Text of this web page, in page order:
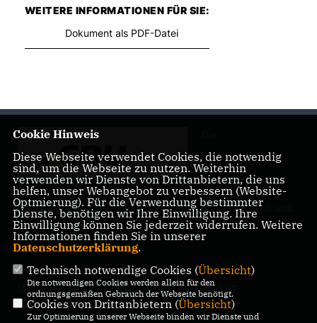
WEITERE INFORMATIONEN FÜR SIE:
Dokument als PDF-Datei
Landtagsabgeordnete Barbara Richstein präsentiert sich und
ihre politischen Ziele.
IMPRESSUM DATENSCHUTZ KONTAKT
Cookie Hinweis
Diese Webseite verwendet Cookies, die notwendig
sind, um die Webseite zu nutzen. Weiterhin
verwenden wir Dienste von Drittanbietern, die uns
helfen, unser Webangebot zu verbessern (Website-
Optmierung). Für die Verwendung bestimmter
Dienste, benötigen wir Ihre Einwilligung. Ihre
Einwilligung können Sie jederzeit widerrufen. Weitere
Informationen finden Sie in unserer
Datenschutzerklärung.
Technisch notwendige Cookies (Übersicht)
Die notwendigen Cookies werden allein für den
ordnungsgemäßen Gebrauch der Webseite benötigt.
Cookies von Drittanbietern (Übersicht)
Zur Optimierung unserer Webseite binden wir Dienste und